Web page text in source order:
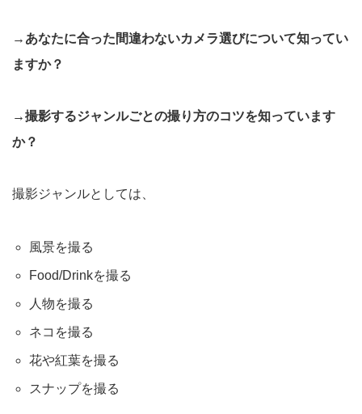
→あなたに合った間違わないカメラ選びについて知ってい
ますか？
→撮影するジャンルごとの撮り方のコツを知っています
か？
撮影ジャンルとしては、
風景を撮る
Food/Drinkを撮る
人物を撮る
ネコを撮る
花や紅葉を撮る
スナップを撮る